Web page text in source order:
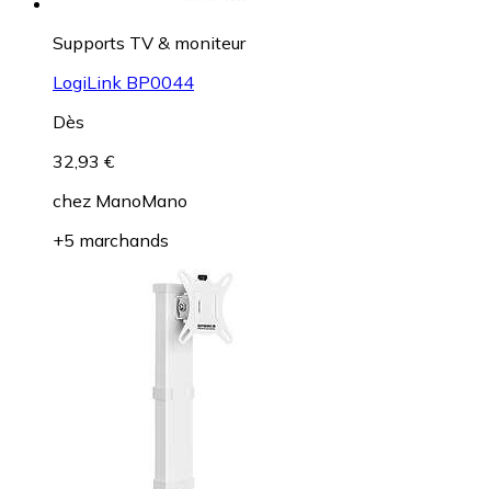
Supports TV & moniteur
LogiLink BP0044
Dès
32,93 €
chez ManoMano
+5 marchands